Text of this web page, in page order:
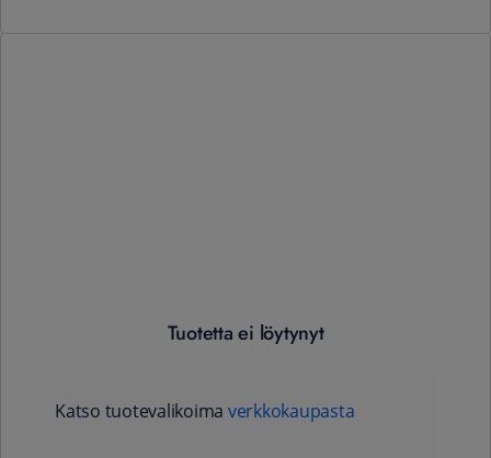
Tuotetta ei löytynyt
Katso tuotevalikoima verkkokaupasta